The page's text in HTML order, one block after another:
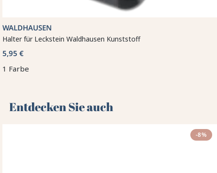
WALDHAUSEN
Halter für Leckstein Waldhausen Kunststoff
5,95 €
1 Farbe
Entdecken Sie auch 🌻
-8%